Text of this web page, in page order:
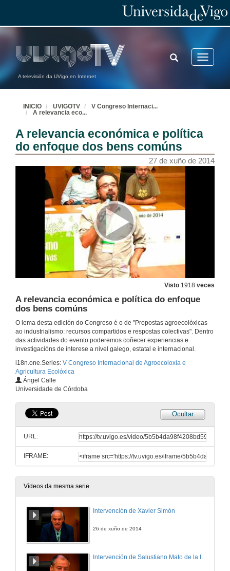
A televisión da UVigo en Internet
Toggle
TOGGLE
SEARCH
INICIO UVIGOTV V Congreso Internaci...
A relevancia eco...
A relevancia económica e política
do enfoque dos bens comúns
27 de xuño de 2014
Visto 1918 veces
A relevancia económica e política do enfoque
dos bens comúns
O lema desta edición do Congreso é o de "Propostas agroecolóxicas
ao industrialismo: recursos compartidos e respostas colectivas". Dentro
das actividades do evento poderemos coñecer experiencias e
investigacións de interese a nivel galego, estatal e internacional.
i18n.one.Series: V Congreso Internacional de Agroecoloxía e
Agricultura Ecolóxica
Ángel Calle
Universidade de Córdoba
Ocultar
URL:
IFRAME:
Vídeos da mesma serie
Intervención de Xavier Simón
26 de xuño de 2014